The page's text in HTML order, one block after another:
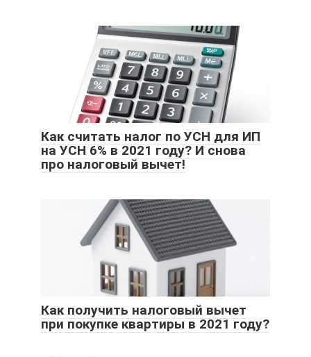
Как считать налог по УСН для ИП
на УСН 6% в 2021 году? И снова
про налоговый вычет!
Как получить налоговый вычет
при покупке квартиры в 2021 году?